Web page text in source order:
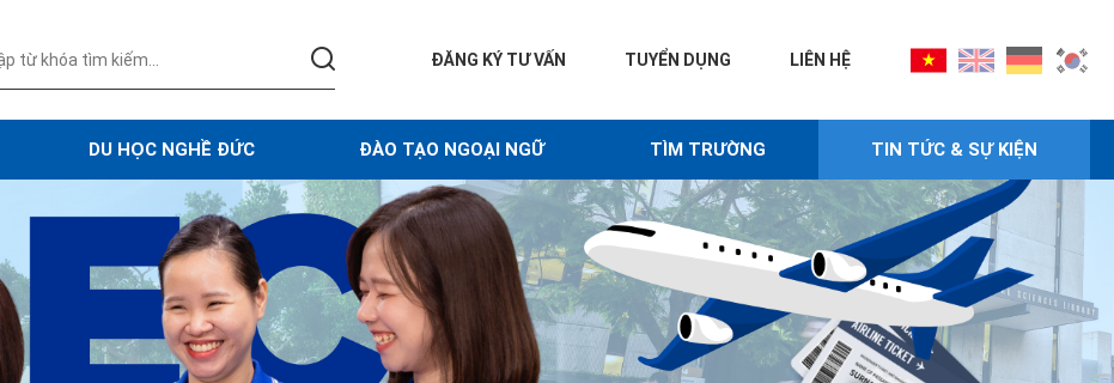
ĐĂNG KÝ TƯ VẤN TUYỂN DỤNG LIÊN HỆ
DU HỌC NGHỀ ĐỨC ĐÀO TẠO NGOẠI NGỮ TÌM TRƯỜNG TIN TỨC & SỰ KIỆN